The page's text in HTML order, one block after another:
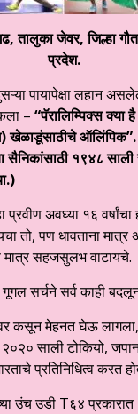
तालुका जेवर, जिल्हा
प्रदेश.
पायापेक्षा लहान
– “पॅरालिम्पिक्स क्या
खेळाडूंसाठीचे ऑलिंपिक”.
१९४८
प्रवीण अवघ्या १६
तो, पण धावताना मात्र
मात्र सहजसुलभ वाटायचे.
सर्चने सर्व काही
कसून मेहनत घेऊ लागला,
साली टोकियो,
प्रतिनिधित्व करत
उंच उडी T६४